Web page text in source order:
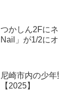
つかしん2Fに
Nail」が1/2に
尼崎市内の少
【2025】